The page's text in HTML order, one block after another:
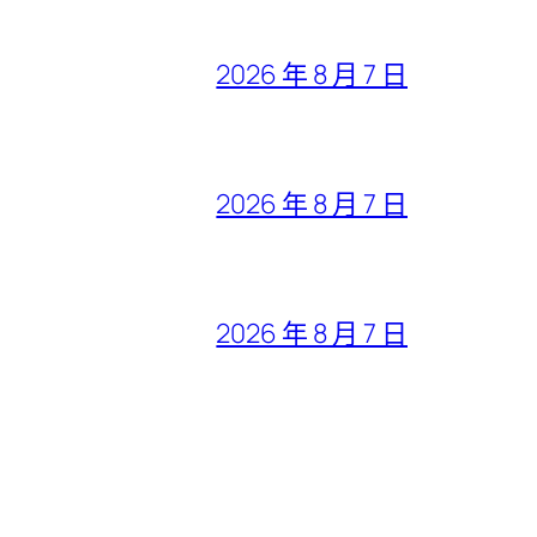
2026 年 8 月 7 日
2026 年 8 月 7 日
2026 年 8 月 7 日